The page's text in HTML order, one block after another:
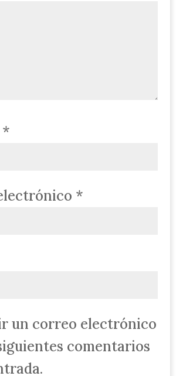
*
*
un correo electrónico
comentarios